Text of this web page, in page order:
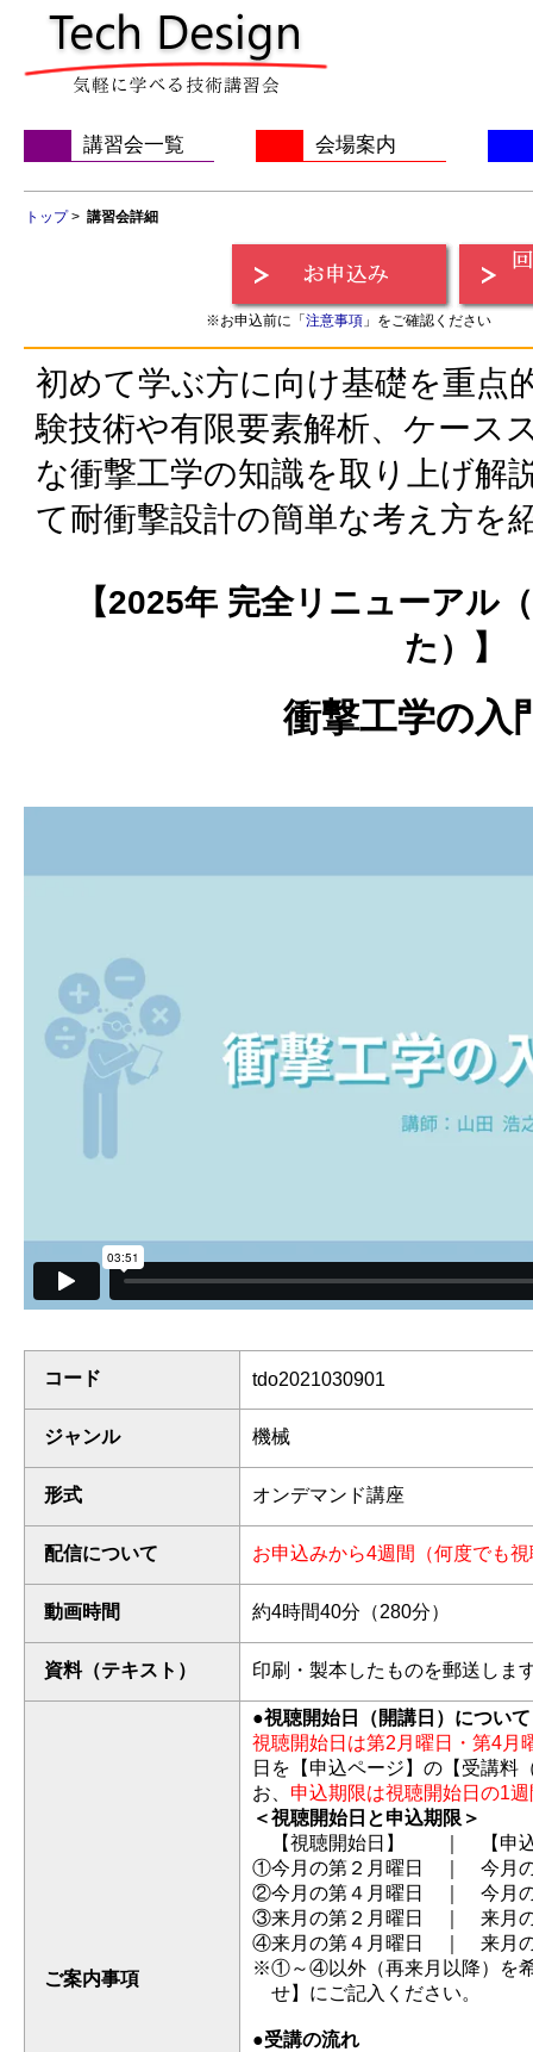
講習会一覧 会場案内
トップ> 講習会詳細
※お申込前に「 注意事項」をご確認ください
初めて学ぶ方に向け基礎を重点
験技術や有限要素解析、ケース
な衝撃工学の知識を取り上げ解
て耐衝撃設計の簡単な考え方を
【2025年 完全リニューアル
た）】
衝撃工学の入
コード tdo2021030901
ジャンル 機械
形式 オンデマンド講座
配信について お申込みから4週間（何度でも
動画時間 約4時間40分（280分）
資料（テキスト） 印刷・製本したものを郵送しま
ご案内事項
●視聴開始日（開講日）について
視聴開始日は第2月曜日・第4月
日を【申込ページ】の【受講料
お、 申込期限は視聴開始日の1
＜視聴開始日と申込期限＞
【視聴開始日】 ｜ 【申込
①今月の第２月曜日 ｜ 今月
②今月の第４月曜日 ｜ 今月
③来月の第２月曜日 ｜ 来月
④来月の第４月曜日 ｜ 来月
※①～④以外（再来月以降）を
せ】にご記入ください。
●受講の流れ